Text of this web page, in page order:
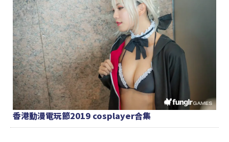
香港動漫電玩節2019 cosplayer合集